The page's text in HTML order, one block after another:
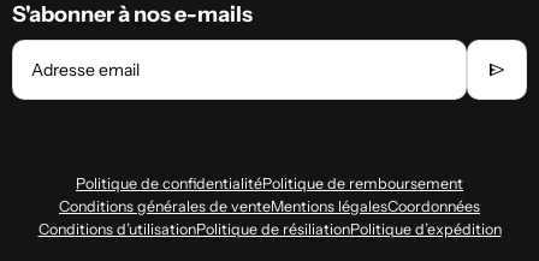
S'abonner à nos e-mails
Adresse email send
Politique de confidentialitéPolitique de remboursement
Conditions générales de venteMentions légalesCoordonnées
Conditions d’utilisationPolitique de résiliationPolitique d’expédition